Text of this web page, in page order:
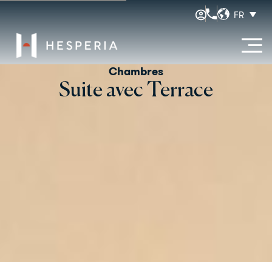
FR
Chambres
Suite avec Terrace